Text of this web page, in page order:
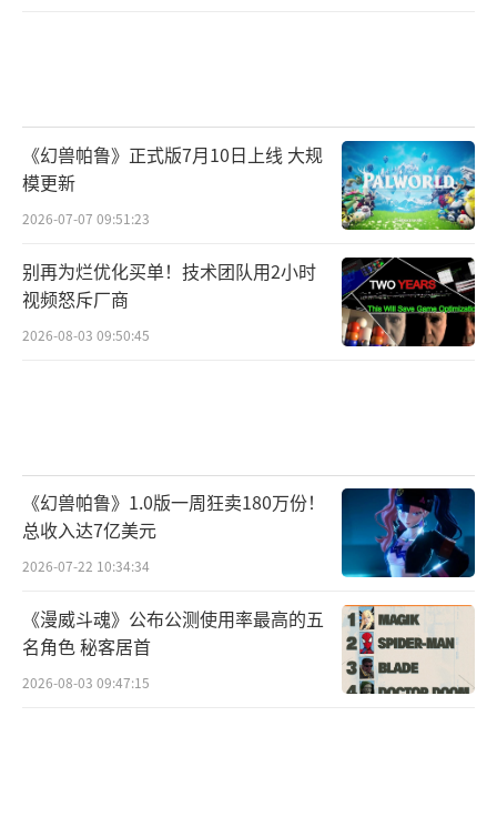
《幻兽帕鲁》正式版7月10日上线 大规
模更新
2026-07-07 09:51:23
别再为烂优化买单！技术团队用2小时
视频怒斥厂商
2026-08-03 09:50:45
《幻兽帕鲁》1.0版一周狂卖180万份！
总收入达7亿美元
2026-07-22 10:34:34
《漫威斗魂》公布公测使用率最高的五
名角色 秘客居首
2026-08-03 09:47:15